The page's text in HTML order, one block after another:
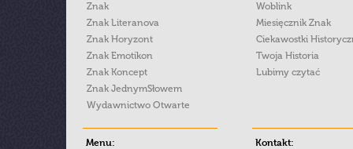
Znak
Znak Literanova
Znak Horyzont
Znak Emotikon
Znak Koncept
Znak JednymSłowem
Wydawnictwo Otwarte
Woblink
Miesięcznik Znak
Ciekawostki
Twoja Historia
Lubimy czytać
Menu: Kontakt: